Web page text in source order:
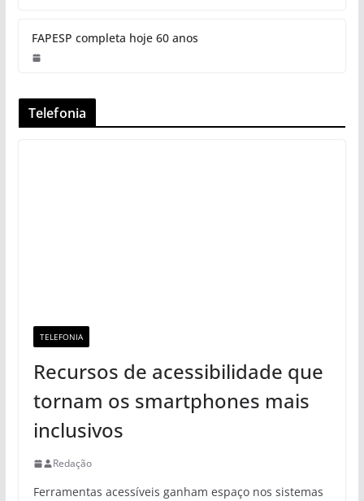
FAPESP completa hoje 60 anos
Telefonia
TELEFONIA
Recursos de acessibilidade que
tornam os smartphones mais
inclusivos
Redação
Ferramentas acessíveis ganham espaço nos sistemas